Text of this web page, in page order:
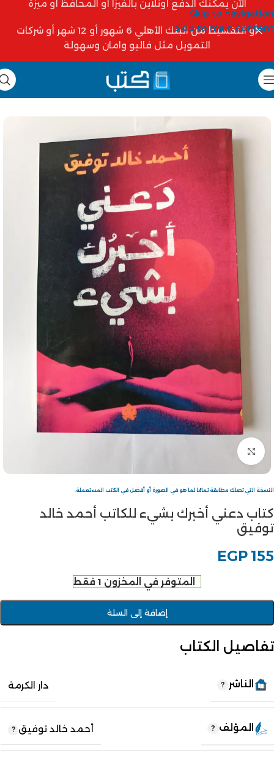
Skip to navigation
Skip to main content
الآن يمكنك الدفع أونلاين بالفيزا أو المحافظ أو ميزة
أو التقسيط من البنك الأهلي 6 شهور أو 12 شهر أو شركات
التمويل مثل فاليو وامان وسهولة
Click to enlarge
النسخة التي تصلك مطابقة تمامًا لما هو في الصورة أو أفضل في الكتب المستعملة.
كتاب دعني أخبرك بشيء للكاتب أحمد خالد
توفيق
EGP155
المتوفر في المخزون 1 فقط
إضافة إلى السلة
تفاصيل الكتاب
الناشر دار الكرمة
المؤلف أحمد خالد توفيق